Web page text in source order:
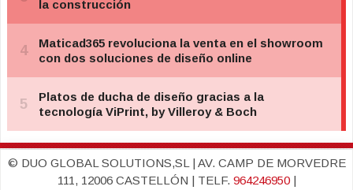
© DUO GLOBAL SOLUTIONS,SL | AV. CAMP DE MORVEDRE
111, 12006 CASTELLÓN | TELF. 964246950|